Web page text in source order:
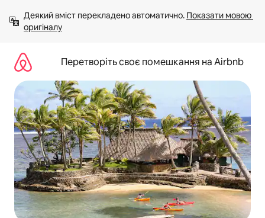
вмісту
Деякий вміст перекладено автоматично. Показати мовою
оригіналу
Перетворіть своє помешкання на Airbnb